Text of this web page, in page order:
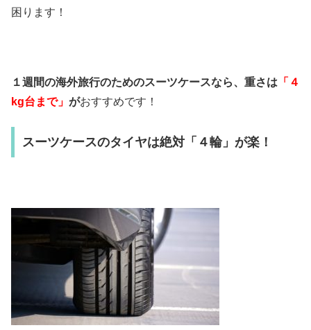
困ります！
１週間の海外旅行のためのスーツケースなら、重さは 「４
kg台まで」 がおすすめです！
スーツケースのタイヤは絶対「４輪」が楽！